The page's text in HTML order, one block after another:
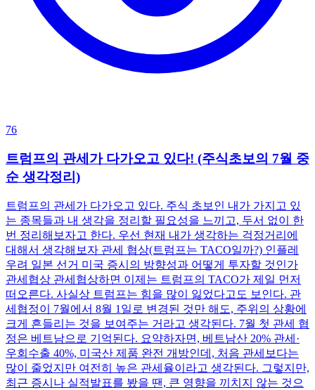
76
트럼프의 관세가 다가오고 있다! (주식초보의 7월 중
순 생각정리)
트럼프의 관세가 다가오고 있다. 주식 초보인 내가 가지고 있
는 종목들과 내 생각을 정리할 필요성을 느끼고, 두서 없이 한
번 정리해보자고 한다. 우선 현재 내가 생각하는 걱정거리에
대해서 생각해보자 관세 협상(트럼프는 TACO일까?) 인플레
우려 일본 선거 미국 증시의 방향성과 어떻게 투자할 것인가
관세협상 관세협상하면 이제는 트럼프의 TACO가 제일 먼저
떠오른다. 사실상 트럼프는 힘을 많이 잃었다고도 보인다. 관
세협정이 7월에서 8월 1일로 변경된 것만 해도, 주위의 상황에
크게 흔들리는 것을 보여주는 거라고 생각된다. 7월 첫 관세 협
정은 베트남으로 기억된다. 요약하자면, 베트남산 20% 관세·
우회수출 40%, 미국산 제품 완전 개방인데, 처음 관세보다는
많이 줄었지만 여전히 높은 관세율이라고 생각된다. 그렇지만,
최근 증시나 실적발표를 봤을 땐, 큰 영향을 끼치지 않는 것으